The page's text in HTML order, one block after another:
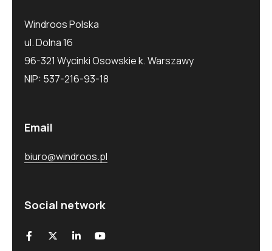
Windroos Polska
ul. Dolna 16
96-321 Wycinki Osowskie k. Warszawy
NIP: 537-216-93-18
Email
biuro@windroos.pl
Social network